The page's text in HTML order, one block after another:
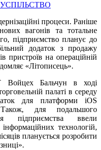
процеси. Раніше
вагонів та тотальне
підприємство планує до
додаток з продажу
пристроїв на операційній
«Літописець».
Войцех Бальчун в ході
палаті в середу
для платформи iOS
для подальшого
підприємства ввели
технологій,
планується розробити